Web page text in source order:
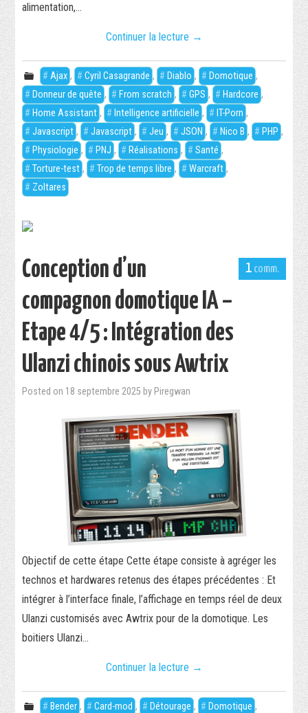
DOWNLOADS
ABOUT
alimentation,…
Continuer la lecture →
Ajax , Cyril Casagrande , Diablo , Domotique ,
Donneur de quête , From scratch , GPS , Hardcore ,
Home Assistant , Intelligence artificielle , IT-Porn ,
Javascript , Javascript , Jeu , JSON , Nico B , PHP ,
Physiologie , PNJ , Réalisations , Santé ,
Torture-test , Trop de temps libre , Warcraft ,
Zoltares
1
Conception d’un
compagnon domotique IA –
Etape 4/5 : Intégration des
Ulanzi chinois sous Awtrix
Posted on 18 septembre 2025 by Piregwan
Objectif de cette étape Cette étape consiste à agréger les
technos et hardwares retenus des étapes précédentes : Et
intégrer à l’interface finale, l’affichage en temps réel de deux
Ulanzi customisés avec Awtrix pour de la domotique. Les
boitiers Ulanzi…
Continuer la lecture →
Bender , Card-mod , Détourage , Domotique ,